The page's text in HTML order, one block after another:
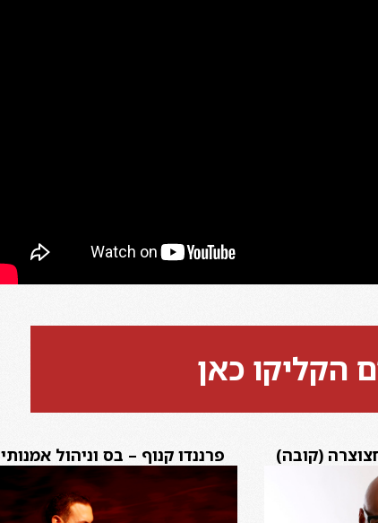
הקליקו כאן
פרננדו קנוף – בס וניהול אמנותי